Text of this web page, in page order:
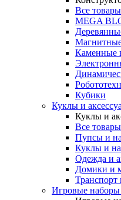
Все товары
MEGA
Магнитные
Каменные
Кубики
Куклы и
Куклы и
Все товары
Пупсы и
Куклы и
Одежда и
Домики и
Транспорт
Игровые